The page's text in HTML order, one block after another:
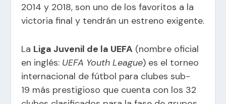
2014 y 2018, son uno de los favoritos a la
victoria final y tendrán un estreno exigente.
La Liga Juvenil de la UEFA (nombre oficial
en inglés: UEFA Youth League) es el torneo
internacional defútbol para clubessub-
19 más prestigioso que cuenta con los 32